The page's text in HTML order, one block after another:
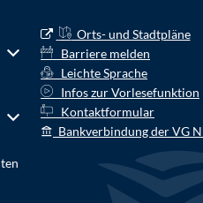
auszublenden
auszublenden
Orts- und Stadtpläne
Barriere melden
Leichte Sprache
Infos zur Vorlesefunktion
Kontaktformular
Bankverbindung der VG